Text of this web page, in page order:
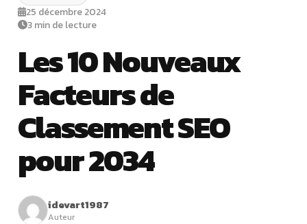
25 décembre 2024
3 min de lecture
Les 10 Nouveaux
Facteurs de
Classement SEO
pour 2034
idevart1987
Auteur